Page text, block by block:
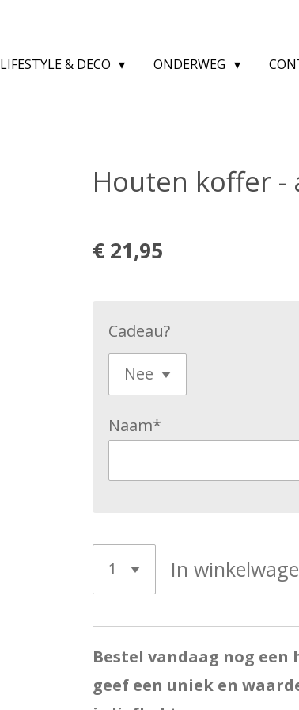
LIFESTYLE & DECO ONDERWEG
Houten koffer -
€ 21,95
Cadeau?
Naam*
In
Bestel vandaag nog
geef een uniek en